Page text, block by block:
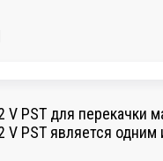
PST для перекачки
PST является